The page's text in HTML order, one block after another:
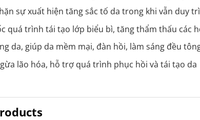
sự xuất hiện tăng sắc tố da trong khi vẫn duy
quá trình tái tạo lớp biểu bì, tăng thẩm thấu các
da, giúp da mềm mại, đàn hồi, làm sáng đều
lão hóa, hỗ trợ quá trình phục hồi và tái tạo da